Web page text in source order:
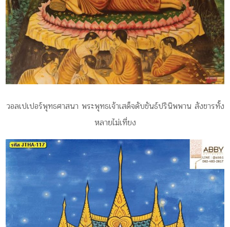
วอลเปเปอร์พุทธศาสนา พระพุทธเจ้าเสด็จดับขันธ์ปรินิพพาน สังขารทั้ง
หลายไม่เที่ยง